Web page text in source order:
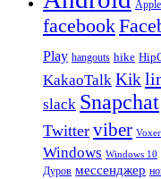
Apple
facebook
Play hangouts hike
KakaoTalk Kik
slack Snapchat
Twitter viber Voxer
Windows Windows 10
Дуров мессенджер